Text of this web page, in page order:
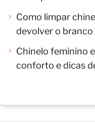
Como limpar
devolver o branco
Chinelo feminino
conforto e dicas